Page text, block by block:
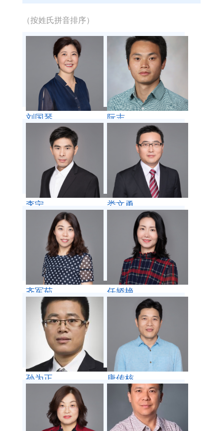
助理研究员
专职研究系列
客座教授、讲座教授
流动站在站博士后
荣休教师
（按姓氏拼音排序）
刘国琴 阮志
李宁 娄文勇
齐军茹 任娇艳
孙为正 唐传核